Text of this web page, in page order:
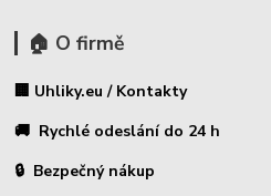
🏠 O firmě
🏢 Uhliky.eu / Kontakty
🚚 Rychlé odeslání do 24 h
🔒 Bezpečný nákup